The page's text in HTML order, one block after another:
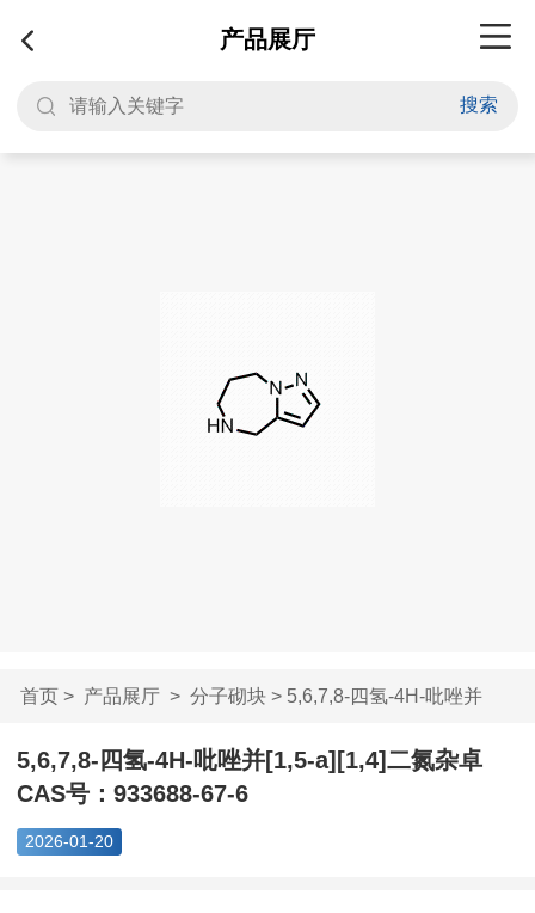
产品展厅
搜索
首页> 产品展厅> 分子砌块> 5,6,7,8-四氢-4H-吡唑并
[1,5-a...
5,6,7,8-四氢-4H-吡唑并[1,5-a][1,4]二氮杂卓
CAS号：933688-67-6
2026-01-20